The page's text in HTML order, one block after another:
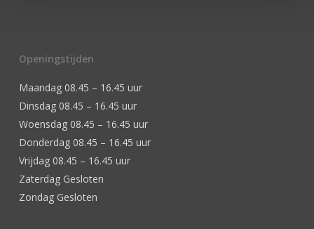
Openingstijden
Maandag 08.45 – 16.45 uur
Dinsdag 08.45 – 16.45 uur
Woensdag 08.45 – 16.45 uur
Donderdag 08.45 – 16.45 uur
Vrijdag 08.45 – 16.45 uur
Zaterdag Gesloten
Zondag Gesloten